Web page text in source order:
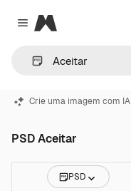
Close menu
Magnific
Crie uma imagem com IA
PSD Aceitar
PSD